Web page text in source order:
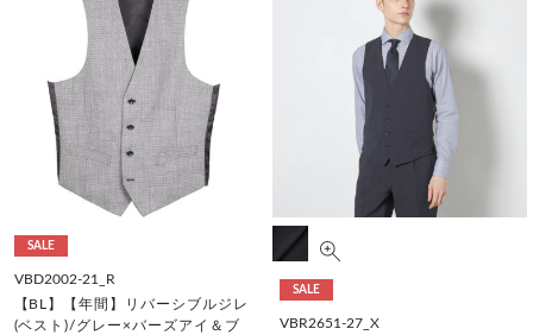
SALE
VBD2002-21_R
【BL】【年間】リバーシブルジレ
(ベスト)/グレー×バーズアイ＆ブ
SALE
VBR2651-27_X